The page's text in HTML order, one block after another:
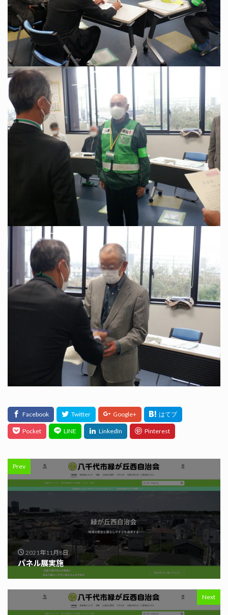
Prev
2021年11月8日
パネル展実施
Next